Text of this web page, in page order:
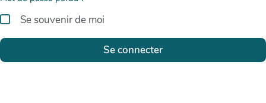
Se souvenir de moi
Se connecter